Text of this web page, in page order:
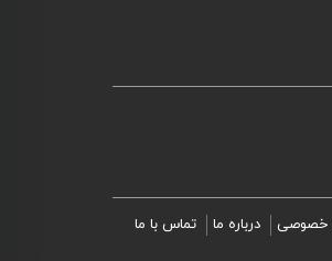
خصوصی درباره ما تماس با ما